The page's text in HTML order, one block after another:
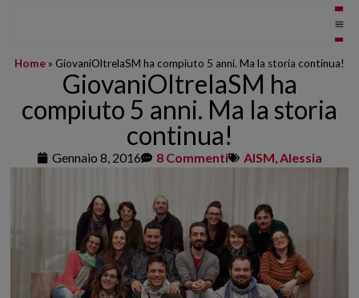
Home » GiovaniOltrelaSM ha compiuto 5 anni. Ma la storia continua!
GiovaniOltrelaSM ha
compiuto 5 anni. Ma la storia
continua!
Gennaio 8, 2016 8 Commenti AISM,Alessia